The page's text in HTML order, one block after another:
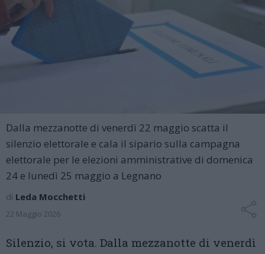
Dalla mezzanotte di venerdì 22 maggio scatta il
silenzio elettorale e cala il sipario sulla campagna
elettorale per le elezioni amministrative di domenica
24 e lunedì 25 maggio a Legnano
di Leda Mocchetti
22 Maggio 2026
Silenzio, si vota. Dalla mezzanotte di venerdì